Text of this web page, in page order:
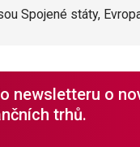
Spojené státy,
newsletteru o
trhů.